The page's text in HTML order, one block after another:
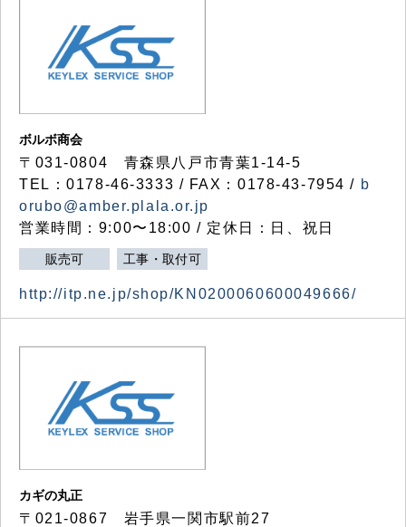
ボルボ商会
〒031-0804 青森県八戸市青葉1-14-5
TEL：0178-46-3333 / FAX：0178-43-7954 / b
orubo@amber.plala.or.jp
営業時間：9:00〜18:00 / 定休日：日、祝日
販売可 工事・取付可
http://itp.ne.jp/shop/KN0200060600049666/
カギの丸正
〒021-0867 岩手県一関市駅前27